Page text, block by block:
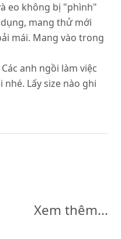
eo không bị "phình"
mang thử mới
mái. Mang vào trong
anh ngồi làm việc
Lấy size nào ghi
Xem thêm...